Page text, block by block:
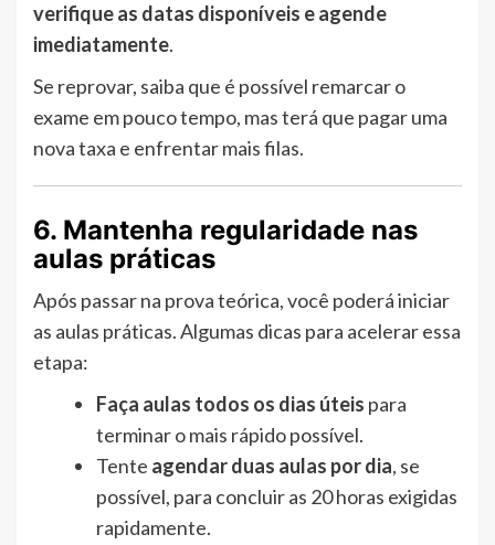
verifique as datas disponíveis e agende
imediatamente.
Se reprovar, saiba que é possível remarcar o
exame em pouco tempo, mas terá que pagar uma
nova taxa e enfrentar mais filas.
6. Mantenha regularidade nas
aulas práticas
Após passar na prova teórica, você poderá iniciar
as aulas práticas. Algumas dicas para acelerar essa
etapa:
Faça aulas todos os dias úteis para
terminar o mais rápido possível.
Tente agendar duas aulas por dia, se
possível, para concluir as 20 horas exigidas
rapidamente.